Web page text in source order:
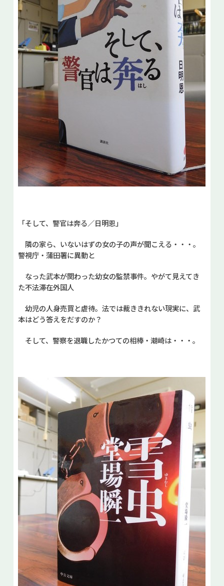
「そして、警官は奔る／日明恩」
隣の家ら、いないはずの女の子の声が聞こえる・・・。
警視庁・蒲田署に異動と
なった武本が関わった幼女の監禁事件。やがて見えてき
た不法滞在外国人
幼児の人身売買と虐待。法では裁ききれない現実に、武
本はどう答えをだすのか？
そして、警察を退職したかつての相棒・潮崎は・・・。